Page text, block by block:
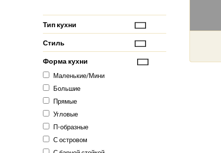
Тип кухни
Стиль
Форма кухни
Маленькие/Мини
Большие
Прямые
Угловые
П-образные
С островом